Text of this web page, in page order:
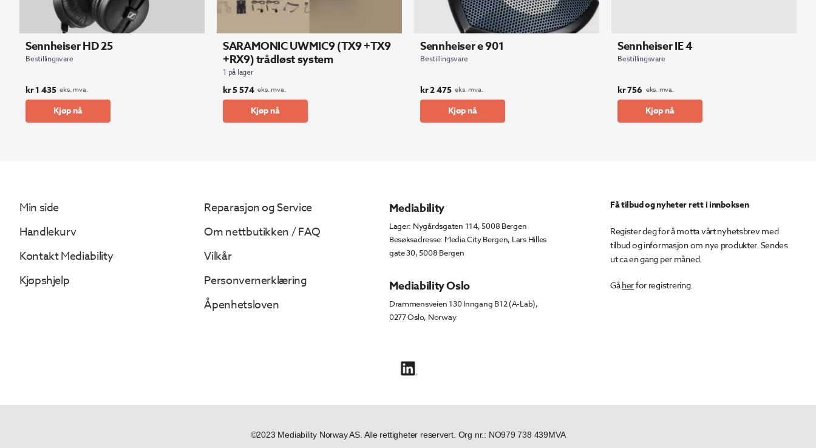
Sennheiser HD 25
Bestillingsvare
kr1 435 eks. mva.
Kjøp nå
SARAMONIC UWMIC9 (TX9 +TX9
+RX9) trådløst system
1 på lager
kr5 574 eks. mva.
Kjøp nå
Sennheiser e 901
Bestillingsvare
kr2 475 eks. mva.
Kjøp nå
Sennheiser IE 4
Bestillingsvare
kr756 eks. mva.
Kjøp nå
Min side
Handlekurv
Kontakt Mediability
Kjøpshjelp
Reparasjon og Service
Om nettbutikken / FAQ
Vilkår
Personvernerklæring
Åpenhetsloven
Mediability
Lager: Nygårdsgaten 114, 5008 Bergen
Besøksadresse: Media City Bergen, Lars Hilles
gate 30, 5008 Bergen
Mediability Oslo
Drammensveien 130 Inngang B12 (A-Lab),
0277 Oslo, Norway
Få tilbud og nyheter rett i innboksen
Register deg for å motta vårt nyhetsbrev med
tilbud og informasjon om nye produkter. Sendes
ut ca en gang per måned.
Gåherfor registrering.
©2023 Mediability Norway AS. Alle rettigheter reservert. Org nr.: NO979 738 439MVA